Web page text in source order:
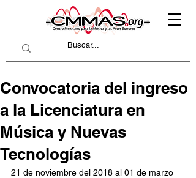
Convocatoria del ingreso
a la Licenciatura en
Música y Nuevas
Tecnologías
21 de noviembre del 2018 al 01 de marzo